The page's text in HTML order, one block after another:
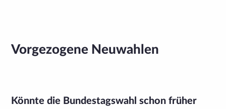
Vorgezogene Neuwahlen
Könnte die Bundestagswahl schon früher